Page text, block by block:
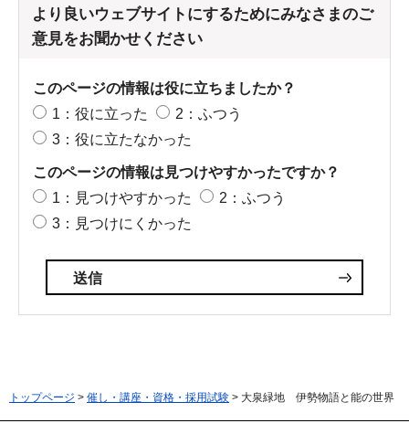
より良いウェブサイトにするためにみなさまのご
意見をお聞かせください
このページの情報は役に立ちましたか？
1：役に立った
2：ふつう
3：役に立たなかった
このページの情報は見つけやすかったですか？
1：見つけやすかった
2：ふつう
3：見つけにくかった
トップページ > 催し・講座・資格・採用試験 > 大泉緑地 伊勢物語と能の世界